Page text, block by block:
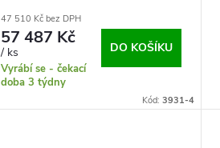
47 510 Kč bez DPH
57 487 Kč
/ ks
Vyrábí se - čekací
doba 3 týdny
DO KOŠÍKU
Kód:3931-4